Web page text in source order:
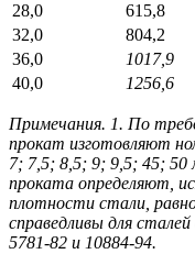
28,0
615,8
32,0
804,2
36,0
1017,9
40,0
1256,6
Примечания. 1. По
прокат изготовляют
7; 7,5; 8,5; 9; 9,5; 45;
проката определяют,
плотности стали,
справедливы для
5781-82 и 10884-94.